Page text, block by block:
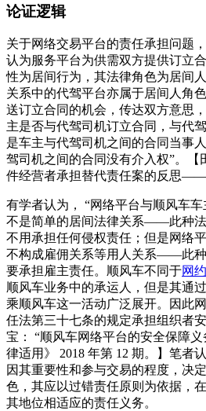
论证逻辑
关于网络交易平台的责任承担问题
认为服务平台为供需双方提供订立
性为居间行为，其法律角色为居间
关系中的代驾平台亦属于居间人角
送订立合同的机会，传达双方意思
主是否与代驾司机订立合同，与代
是车主与代驾司机之间的合同当事
驾司机之间的合同没有介入权”。【
件经营者承担替代责任案的反思——
有学者认为， “网络平台与顺风车
不是简单的居间法律关系——此种
不用承担任何侵权责任；但是网络
不构成雇佣关系等用人关系——此
要承担雇主责任。顺风车不同于网
顺风车业务中的承运人，但是其通
乘顺风车这一活动广泛展开。因此
任法第三十七条的规定承担组织者
宝： “顺风车网络平台的安全保障
律适用》 2018 年第 12 期。】笔者
因其重要性和参与交易的程度，决
色，其应以过错责任原则为依据，
其地位相适应的责任义务。